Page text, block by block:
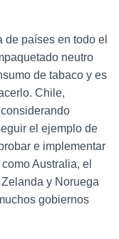
de países en todo el
neutro
de tabaco y es
Chile,
el ejemplo de
e implementar
Australia, el
y Noruega
gobiernos